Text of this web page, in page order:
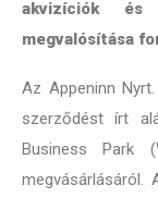
akvizíciók és
megvalósítása
Az Appeninn
szerződést írt
Business Park
megvásárlásáról.